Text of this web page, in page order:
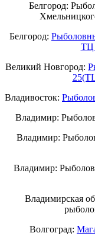
Белгород:
Белгород:
ТЦ
Великий Новгород:
Владивосток:
Владимир:
Владимир:
Владимир:
Владимирская
Волгоград: